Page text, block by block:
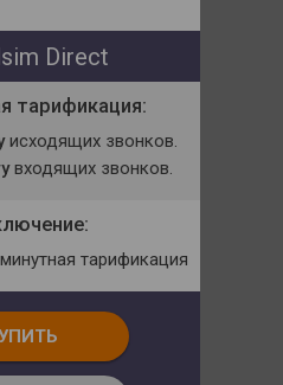
Direct
тарификация:
исходящих звонков.
входящих звонков.
тарификация